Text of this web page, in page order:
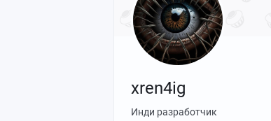
xren4ig
Инди разработчик